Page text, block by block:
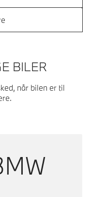
BILER
når bilen er til